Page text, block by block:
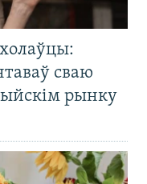
сваю
рынку